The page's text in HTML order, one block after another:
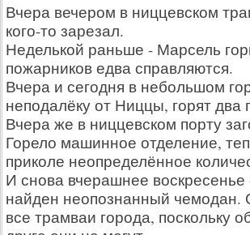
Вчера вечером в ниццевском
кого-то зарезал.
Неделькой раньше - Марсель
пожарников едва справляются.
Вчера и сегодня в небольшом
неподалёку от Ниццы, горят два
Вчера же в ниццевском порту
Горело машинное отделение,
приколе неопределённое
И снова вчерашнее воскресенье
найден неопознанный чемодан.
все трамваи города, поскольку